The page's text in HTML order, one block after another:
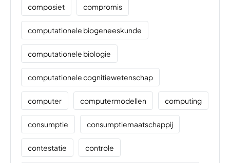
composiet compromis
computationele biogeneeskunde
computationele biologie
computationele cognitiewetenschap
computer computermodellen computing
consumptie consumptiemaatschappij
contestatie controle